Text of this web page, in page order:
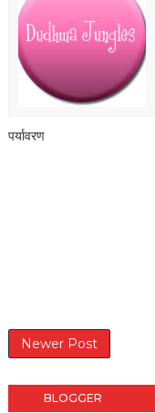
पर्यावरण
Newer Post
BLOGGER